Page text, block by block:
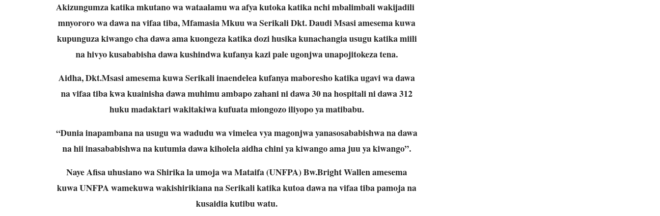
Akizungumza katika mkutano wa wataalamu wa afya kutoka katika nchi mbalimbali wakijadili
mnyororo wa dawa na vifaa tiba, Mfamasia Mkuu wa Serikali Dkt. Daudi Msasi amesema kuwa
kupunguza kiwango cha dawa ama kuongeza katika dozi husika kunachangia usugu katika miili
na hivyo kusababisha dawa kushindwa kufanya kazi pale ugonjwa unapojitokeza tena.
Aidha, Dkt.Msasi amesema kuwa Serikali inaendelea kufanya maboresho katika ugavi wa dawa
na vifaa tiba kwa kuainisha dawa muhimu ambapo zahani ni dawa 30 na hospitali ni dawa 312
huku madaktari wakitakiwa kufuata miongozo iliyopo ya matibabu.
“Dunia inapambana na usugu wa wadudu wa vimelea vya magonjwa yanasosababishwa na dawa
na hii inasababishwa na kutumia dawa kiholela aidha chini ya kiwango ama juu ya kiwango”.
Naye Afisa uhusiano wa Shirika la umoja wa Mataifa (UNFPA) Bw.Bright Wallen amesema
kuwa UNFPA wamekuwa wakishirikiana na Serikali katika kutoa dawa na vifaa tiba pamoja na
kusaidia kutibu watu.